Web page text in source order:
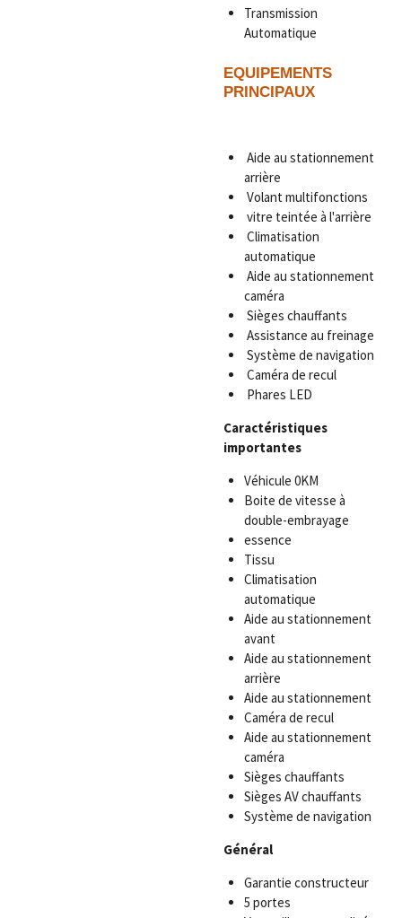
Transmission
Automatique
EQUIPEMENTS
PRINCIPAUX
Aide au stationnement
arrière
Volant multifonctions
vitre teintée à l'arrière
Climatisation
automatique
Aide au stationnement
caméra
Sièges chauffants
Assistance au freinage
Système de navigation
Caméra de recul
Phares LED
Caractéristiques
importantes
Véhicule 0KM
Boite de vitesse à
double-embrayage
essence
Tissu
Climatisation
automatique
Aide au stationnement
avant
Aide au stationnement
arrière
Aide au stationnement
Caméra de recul
Aide au stationnement
caméra
Sièges chauffants
Sièges AV chauffants
Système de navigation
Général
Garantie constructeur
5 portes